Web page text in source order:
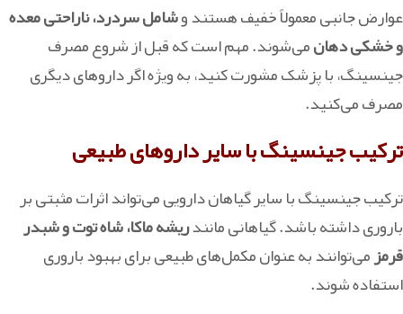
عوارض جانبی معمولاً خفیف هستند وشامل سردرد، ناراحتی معده
و خشکی دهانمی‌شوند. مهم است که قبل از شروع مصرف
جینسینگ، با پزشک مشورت کنید، به ویژه اگر داروهای دیگری
مصرف می‌کنید.
ترکیب جینسینگ با سایر داروهای طبیعی
ترکیب جینسینگ با سایر گیاهان دارویی می‌تواند اثرات مثبتی بر
باروری داشته باشد. گیاهانی مانندریشه ماکا، شاه توت و شبدر
قرمزمی‌توانند به عنوان مکمل‌های طبیعی برای بهبود باروری
استفاده شوند.